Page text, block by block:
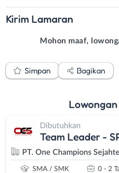
Kirim Lamaran
Mohon maaf,
Simpan Bagikan
Lowongan
Dibutuhkan
Team Leader -
PT. One Champions
SMA / SMK 0 - 2